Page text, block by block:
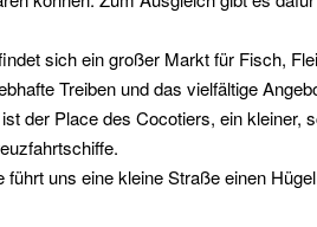
sich ein großer Markt für Fisch,
Treiben und das vielfältige
der Place des Cocotiers, ein
führt uns eine kleine Straße einen